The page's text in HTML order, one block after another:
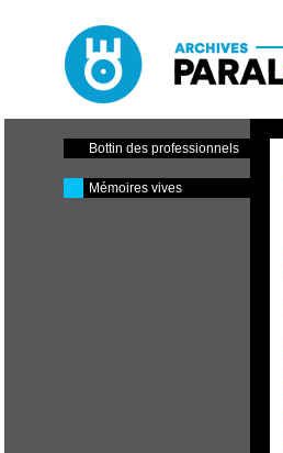
Paraloeil - Cinéma
de production
Bottin des professionnels
Mémoires vives